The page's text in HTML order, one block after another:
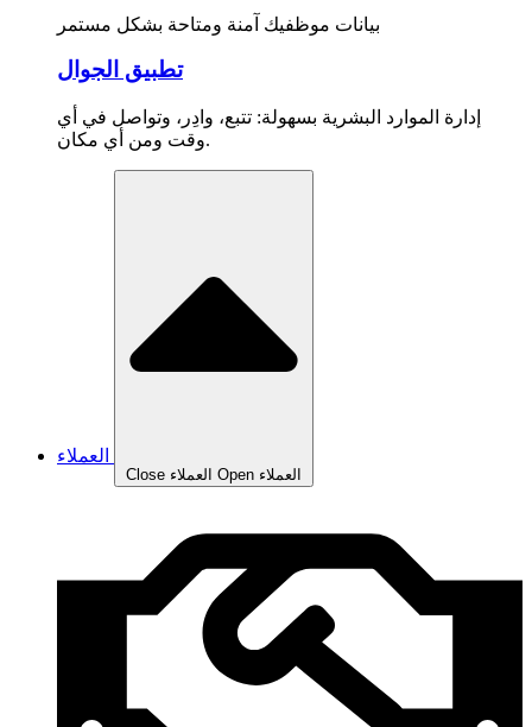
بيانات موظفيك آمنة ومتاحة بشكل مستمر
تطبيق الجوال
إدارة الموارد البشرية بسهولة: تتبع، وادِر، وتواصل في أي
وقت ومن أي مكان.
Close العملاء Open العملاء